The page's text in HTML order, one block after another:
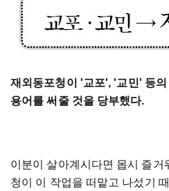
재외동포청이 '교포', '교민' 등
용어를 써줄 것을 당부했다.
이분이 살아계시다면 몹시 즐거
청이 이 작업을 떠맡고 나섰기